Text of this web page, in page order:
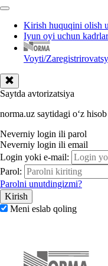
Kirish huquqini olish
Iyun oyi uchun
Voyti/
Saytda avtorizatsiya
norma.uz saytidagi oʻz
Neverniy login ili parol
Neverniy login ili email
Login yoki e-mail:
Parol:
Parolni unutdingizmi?
Meni eslab qoling